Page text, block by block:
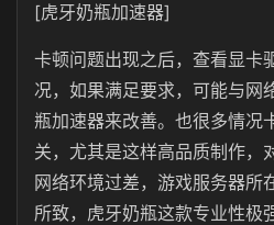
[虎牙奶瓶加速器]
卡顿问题出现之后，查看显卡
况，如果满足要求，可能与网
瓶加速器来改善。也很多情况
关，尤其是这样高品质制作，
网络环境过差，游戏服务器所
所致，虎牙奶瓶这款专业性极